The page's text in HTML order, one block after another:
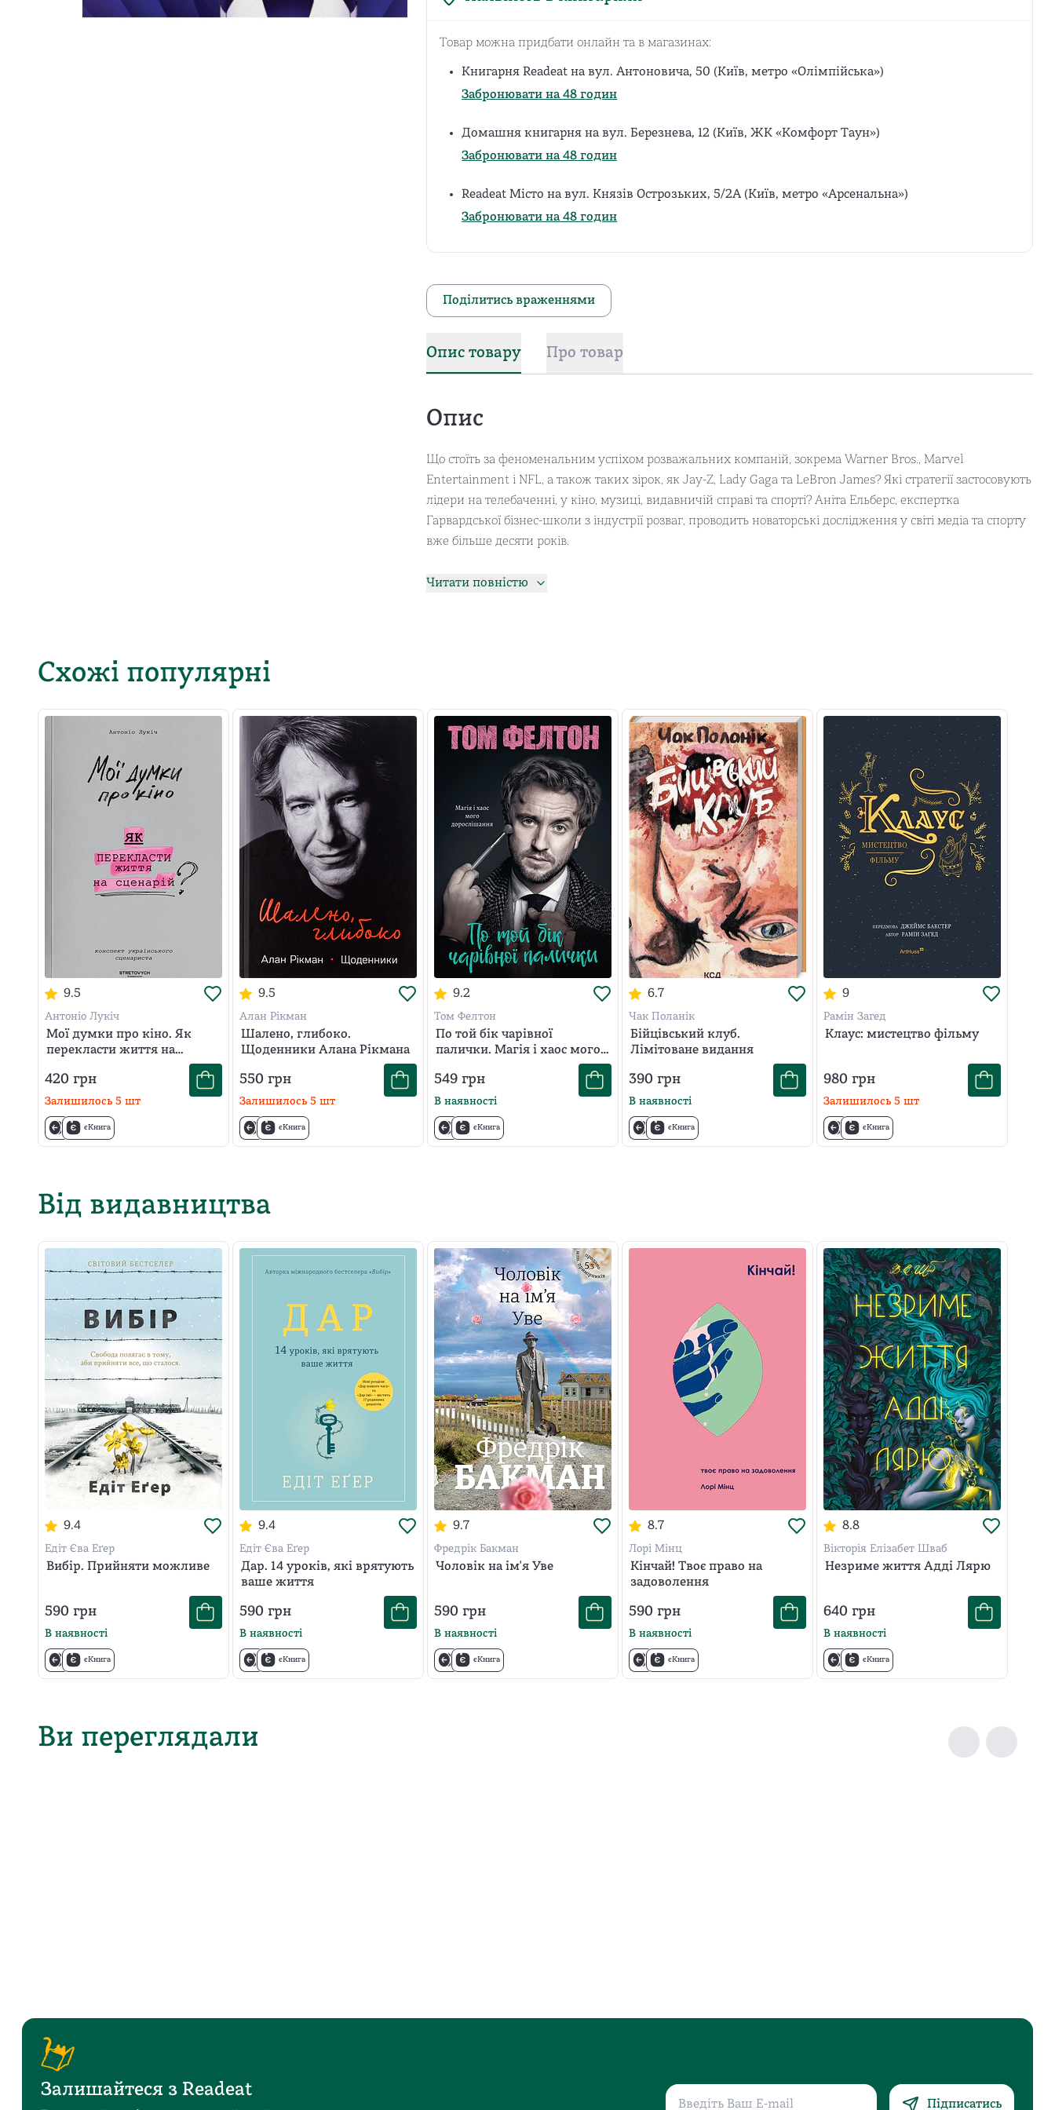
Товар можна придбати онлайн та в магазинах:
Книгарня Readeat на вул. Антоновича, 50 (Київ, метро «Олімпійська»)
Забронювати на 48 годин
Домашня книгарня на вул. Березнева, 12 (Київ, ЖК «Комфорт Таун»)
Забронювати на 48 годин
Readeat Місто на вул. Князів Острозьких, 5/2А (Київ, метро «Арсенальна»)
Забронювати на 48 годин
Поділитись враженнями
Опис товару Про товар
Опис
Що стоїть за феноменальним успіхом розважальних компаній, зокрема Warner Bros., Marvel
Entertainment і NFL, а також таких зірок, як Jay-Z, Lady Gaga та LeBron James? Які стратегії застосовують
лідери на телебаченні, у кіно, музиці, видавничій справі та спорті? Аніта Ельберс, експертка
Гарвардської бізнес-школи з індустрії розваг, проводить новаторські дослідження у світі медіа та спорту
вже більше десяти років.
У своїй книзі вона пояснює важливу правду про жорстку конкуренцію у світі бізнесу навколо
Читати повністю
Схожі популярні
9.5
Антоніо Лукіч
Мої думки про кіно. Як
перекласти життя на
420 грн
Залишилось 5 шт
єКнига
9.5
Алан Рікман
Шалено, глибоко.
Щоденники Алана Рікмана
550 грн
Залишилось 5 шт
єКнига
9.2
Том Фелтон
По той бік чарівної
палички. Магія і хаос мого
549 грн
В наявності
єКнига
6.7
Чак Поланік
Бійцівський клуб.
Лімітоване видання
390 грн
В наявності
єКнига
9
Рамін Загед
Клаус: мистецтво фільму
980 грн
Залишилось 5 шт
єКнига
Від видавництва
9.4
Едіт Єва Еґер
Вибір. Прийняти можливе
590 грн
В наявності
єКнига
9.4
Едіт Єва Еґер
Дар. 14 уроків, які врятують
ваше життя
590 грн
В наявності
єКнига
9.7
Фредрік Бакман
Чоловік на ім'я Уве
590 грн
В наявності
єКнига
8.7
Лорі Мінц
Кінчай! Твоє право на
задоволення
590 грн
В наявності
єКнига
8.8
Вікторія Елізабет Шваб
Незриме життя Адді Лярю
640 грн
В наявності
єКнига
Ви переглядали
Залишайтеся з Readeat
Підписатись